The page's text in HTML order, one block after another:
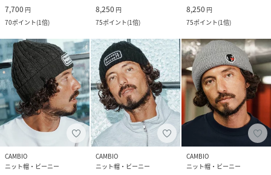
7,700 円
70ポイント(1倍)
8,250 円
75ポイント(1倍)
8,250 円
75ポイント(1倍)
CAMBIO
ニット帽・ビーニー
CAMBIO
ニット帽・ビーニー
CAMBIO
ニット帽・ビーニー